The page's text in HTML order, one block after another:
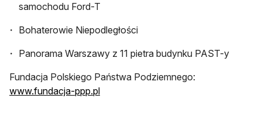
samochodu Ford-T
Bohaterowie Niepodległości
Panorama Warszawy z 11 pietra budynku PAST-y
Fundacja Polskiego Państwa Podziemnego:
www.fundacja-ppp.pl